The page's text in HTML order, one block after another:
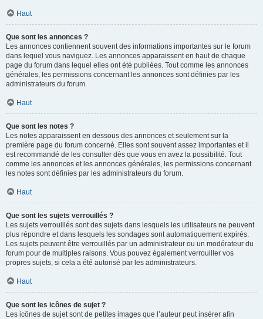
Haut
Que sont les annonces ?
Les annonces contiennent souvent des informations importantes sur le forum
dans lequel vous naviguez. Les annonces apparaissent en haut de chaque
page du forum dans lequel elles ont été publiées. Tout comme les annonces
générales, les permissions concernant les annonces sont définies par les
administrateurs du forum.
Haut
Que sont les notes ?
Les notes apparaissent en dessous des annonces et seulement sur la
première page du forum concerné. Elles sont souvent assez importantes et il
est recommandé de les consulter dès que vous en avez la possibilité. Tout
comme les annonces et les annonces générales, les permissions concernant
les notes sont définies par les administrateurs du forum.
Haut
Que sont les sujets verrouillés ?
Les sujets verrouillés sont des sujets dans lesquels les utilisateurs ne peuvent
plus répondre et dans lesquels les sondages sont automatiquement expirés.
Les sujets peuvent être verrouillés par un administrateur ou un modérateur du
forum pour de multiples raisons. Vous pouvez également verrouiller vos
propres sujets, si cela a été autorisé par les administrateurs.
Haut
Que sont les icônes de sujet ?
Les icônes de sujet sont de petites images que l’auteur peut insérer afin